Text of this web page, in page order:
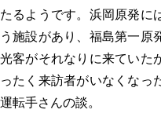
たるようです。浜岡原発に
う施設があり、福島第一原
光客がそれなりに来ていた
ったく来訪者がいなくなっ
運転手さんの談。